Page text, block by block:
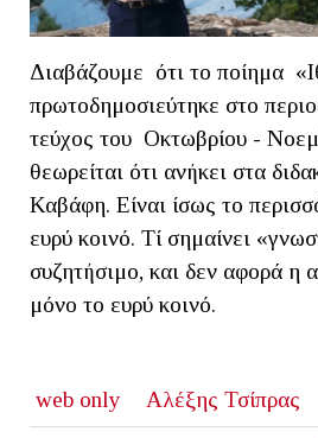
Διαβάζουμε ότι το ποίημα
πρωτοδημοσιεύτηκε στο
τεύχος του Οκτωβρίου -
θεωρείται ότι ανήκει στα
Καβάφη. Είναι ίσως το
ευρύ κοινό. Τί σημαίνει
συζητήσιμο, και δεν αφορά η
μόνο το ευρύ κοινό.
web only
Αλέξης Τσίπρας